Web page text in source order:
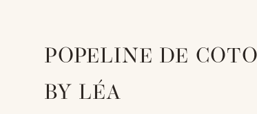
POPELINE DE
BY LÉA